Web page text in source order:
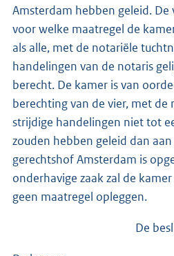
Amsterdam hebben geleid.
voor welke maatregel de
als alle, met de notariële
handelingen van de notaris
berecht. De kamer is van
berechting van de vier, met
strijdige handelingen niet tot
zouden hebben geleid dan
gerechtshof Amsterdam is
onderhavige zaak zal de
geen maatregel opleggen.
De